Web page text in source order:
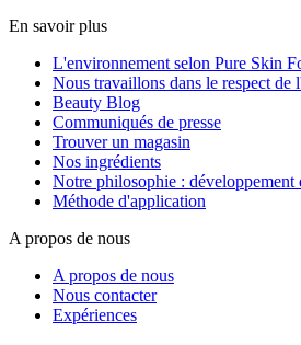
En savoir plus
L'environnement selon Pure Skin
Nous travaillons dans le respect de
Beauty Blog
Communiqués de presse
Trouver un magasin
Nos ingrédients
Notre philosophie : développement
Méthode d'application
A propos de nous
A propos de nous
Nous contacter
Expériences